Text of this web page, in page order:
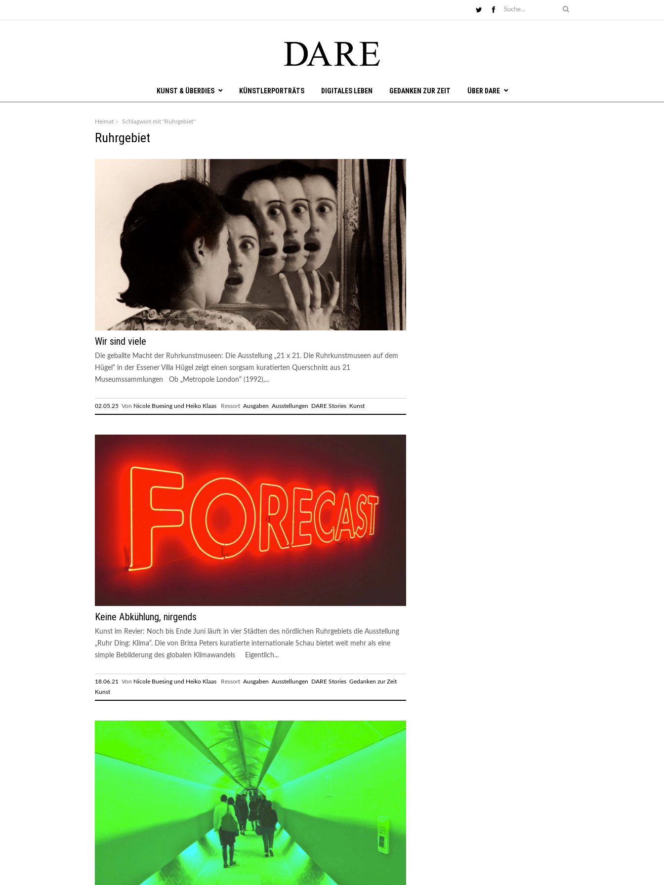
KUNST & ÜBERDIES KÜNSTLERPORTRÄTS DIGITALES LEBEN GEDANKEN ZUR ZEIT ÜBER DARE
Heimat Schlagwort mit "Ruhrgebiet"
Ruhrgebiet
Wir sind viele
Die geballte Macht der Ruhrkunstmuseen: Die Ausstellung „21 x 21. Die Ruhrkunstmuseen auf dem
Hügel“ in der Essener Villa Hügel zeigt einen sorgsam kuratierten Querschnitt aus 21
Museumssammlungen Ob „Metropole London“ (1992),...
02.05.25 Von Nicole Buesing und Heiko Klaas Ressort Ausgaben Ausstellungen DARE Stories Kunst
Keine Abkühlung, nirgends
Kunst im Revier: Noch bis Ende Juni läuft in vier Städten des nördlichen Ruhrgebiets die Ausstellung
„Ruhr Ding: Klima“. Die von Britta Peters kuratierte internationale Schau bietet weit mehr als eine
simple Bebilderung des globalen Klimawandels Eigentlich...
18.06.21 Von Nicole Buesing und Heiko Klaas Ressort Ausgaben Ausstellungen DARE Stories Gedanken zur Zeit
Kunst